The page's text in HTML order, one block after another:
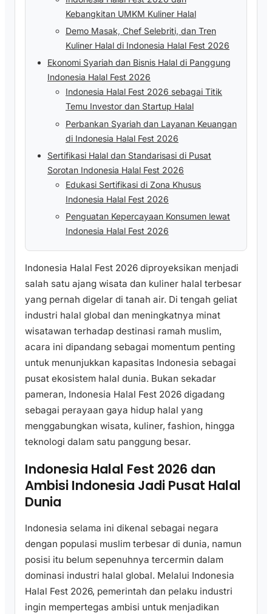
Kebangkitan UMKM Kuliner Halal
Demo Masak, Chef Selebriti, dan Tren
Kuliner Halal di Indonesia Halal Fest 2026
Ekonomi Syariah dan Bisnis Halal di Panggung
Indonesia Halal Fest 2026
Indonesia Halal Fest 2026 sebagai Titik
Temu Investor dan Startup Halal
Perbankan Syariah dan Layanan Keuangan
di Indonesia Halal Fest 2026
Sertifikasi Halal dan Standarisasi di Pusat
Sorotan Indonesia Halal Fest 2026
Edukasi Sertifikasi di Zona Khusus
Indonesia Halal Fest 2026
Penguatan Kepercayaan Konsumen lewat
Indonesia Halal Fest 2026
Indonesia Halal Fest 2026 diproyeksikan menjadi
salah satu ajang wisata dan kuliner halal terbesar
yang pernah digelar di tanah air. Di tengah geliat
industri halal global dan meningkatnya minat
wisatawan terhadap destinasi ramah muslim,
acara ini dipandang sebagai momentum penting
untuk menunjukkan kapasitas Indonesia sebagai
pusat ekosistem halal dunia. Bukan sekadar
pameran, Indonesia Halal Fest 2026 digadang
sebagai perayaan gaya hidup halal yang
menggabungkan wisata, kuliner, fashion, hingga
teknologi dalam satu panggung besar.
Indonesia Halal Fest 2026 dan
Ambisi Indonesia Jadi Pusat Halal
Dunia
Indonesia selama ini dikenal sebagai negara
dengan populasi muslim terbesar di dunia, namun
posisi itu belum sepenuhnya tercermin dalam
dominasi industri halal global. Melalui Indonesia
Halal Fest 2026, pemerintah dan pelaku industri
ingin mempertegas ambisi untuk menjadikan